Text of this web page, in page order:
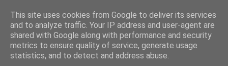
Está de pinga
3/8/26
This site uses cookies from Google to deliver its services
and to analyze traffic. Your IP address and user-agent are
shared with Google along with performance and security
metrics to ensure quality of service, generate usage
statistics, and to detect and address abuse.